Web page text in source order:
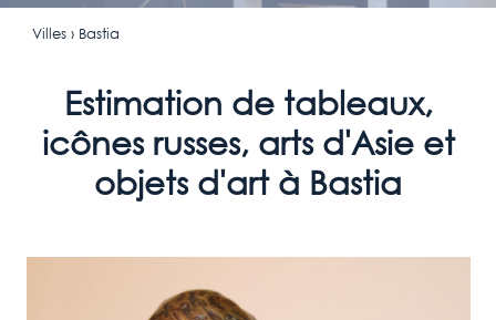
Villes› Bastia
Estimation de tableaux,
icônes russes, arts d'Asie et
objets d'art à Bastia